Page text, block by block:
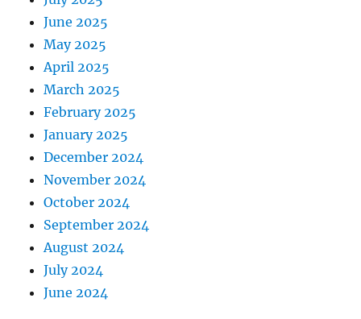
June 2025
May 2025
April 2025
March 2025
February 2025
January 2025
December 2024
November 2024
October 2024
September 2024
August 2024
July 2024
June 2024